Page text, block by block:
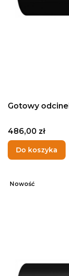
Gotowy
Cena
486,00 zł
Do koszyka
Nowość